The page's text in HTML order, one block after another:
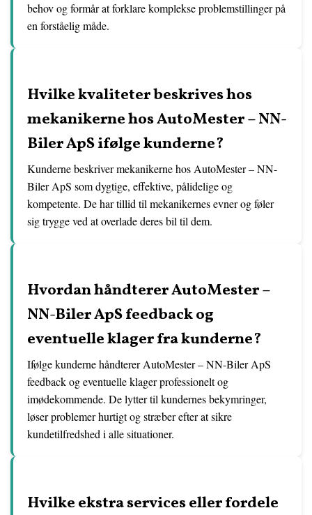
behov og formår at forklare komplekse problemstillinger på
en forståelig måde.
Hvilke kvaliteter beskrives hos
mekanikerne hos AutoMester – NN-
Biler ApS ifølge kunderne?
Kunderne beskriver mekanikerne hos AutoMester – NN-
Biler ApS som dygtige, effektive, pålidelige og
kompetente. De har tillid til mekanikernes evner og føler
sig trygge ved at overlade deres bil til dem.
Hvordan håndterer AutoMester –
NN-Biler ApS feedback og
eventuelle klager fra kunderne?
Ifølge kunderne håndterer AutoMester – NN-Biler ApS
feedback og eventuelle klager professionelt og
imødekommende. De lytter til kundernes bekymringer,
løser problemer hurtigt og stræber efter at sikre
kundetilfredshed i alle situationer.
Hvilke ekstra services eller fordele